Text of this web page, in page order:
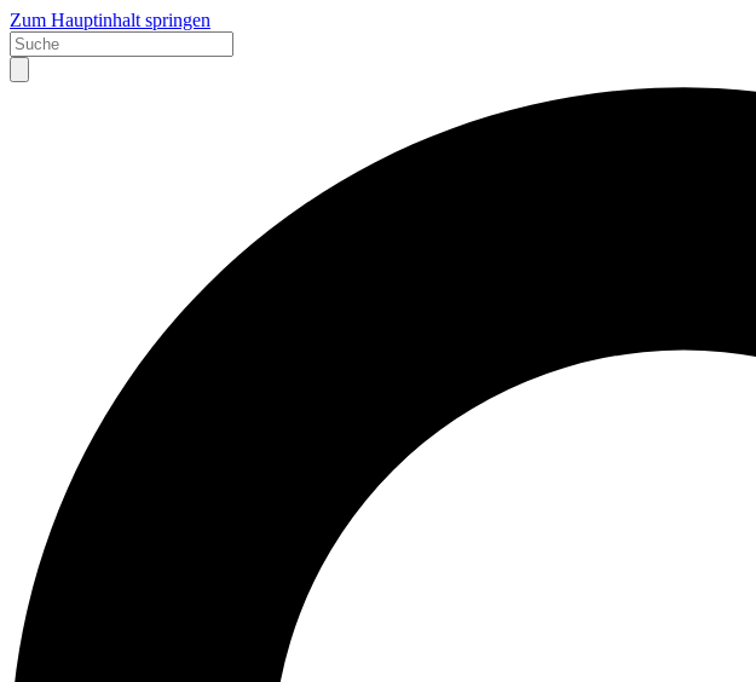
Zum Hauptinhalt springen